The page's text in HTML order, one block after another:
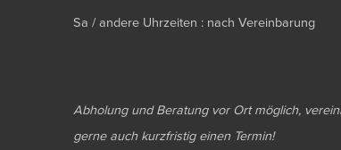
Sa / andere Uhrzeiten : nach Vereinbarung
Abholung und Beratung vor Ort möglich,
gerne auch kurzfristig einen Termin!